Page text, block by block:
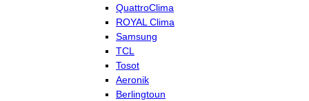
QuattroClima
ROYAL Clima
Samsung
TCL
Tosot
Aeronik
Berlingtoun